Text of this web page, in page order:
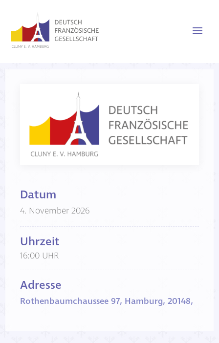
Datum
4. November 2026
Uhrzeit
16:00 UHR
Adresse
Rothenbaumchaussee 97, Hamburg, 20148,